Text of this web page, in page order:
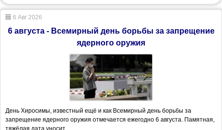
6 Авг 2026
6 августа - Всемирный день борьбы за запрещение
ядерного оружия
День Хиросимы, известный ещё и как Всемирный день борьбы за
запрещение ядерного оружия отмечается ежегодно 6 августа. Памятная,
тяжёлая дата уносит...